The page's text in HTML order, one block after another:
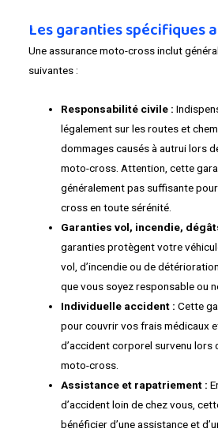
Les garanties spécifiques
Une assurance moto-cross inclut
suivantes :
Responsabilité civile :
légalement sur les routes et
dommages causés à autrui lors
moto-cross. Attention, cette
généralement pas suffisante
cross en toute sérénité.
Garanties vol, incendie,
garanties protègent votre
vol, d’incendie ou de
que vous soyez responsable ou
Individuelle accident : Cette
pour couvrir vos frais médicaux
d’accident corporel survenu lors
moto-cross.
Assistance et rapatriement :
d’accident loin de chez vous,
bénéficier d’une assistance et